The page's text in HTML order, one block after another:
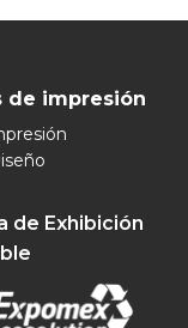
de impresión
de Exhibición